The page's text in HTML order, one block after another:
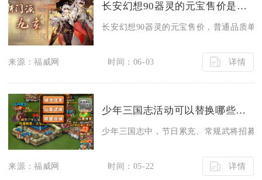
长安幻想90器灵的元宝售价是多少
长安幻想90器灵的元宝售价，普通品质单
来源：福威网 时间：06-03 详情
少年三国志活动可以替换哪些活动
少年三国志中，节日累充、常规武将招募
来源：福威网 时间：05-22 详情